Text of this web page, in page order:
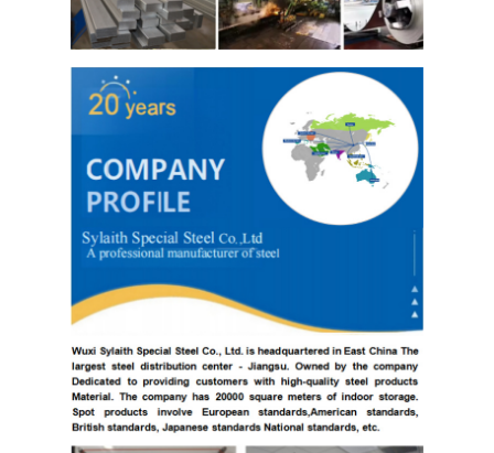
لفائف الفولاذ المقاوم للصدأ المدرفلة على الساخن
304 أنبوب من الفولاذ المقاوم للصدأ
316L ورق الفولاذ المقاوم للصدأ
316L الفولاذ المقاوم للصدأ الأنابيب
2205 لوحة من الفولاذ المقاوم للصدأ
صفيحة الفولاذ المقاوم للصدأ الملمع
أنبوب الفولاذ المقاوم للصدأ الزخرفية
شريط الفولاذ المقاوم للصدأ